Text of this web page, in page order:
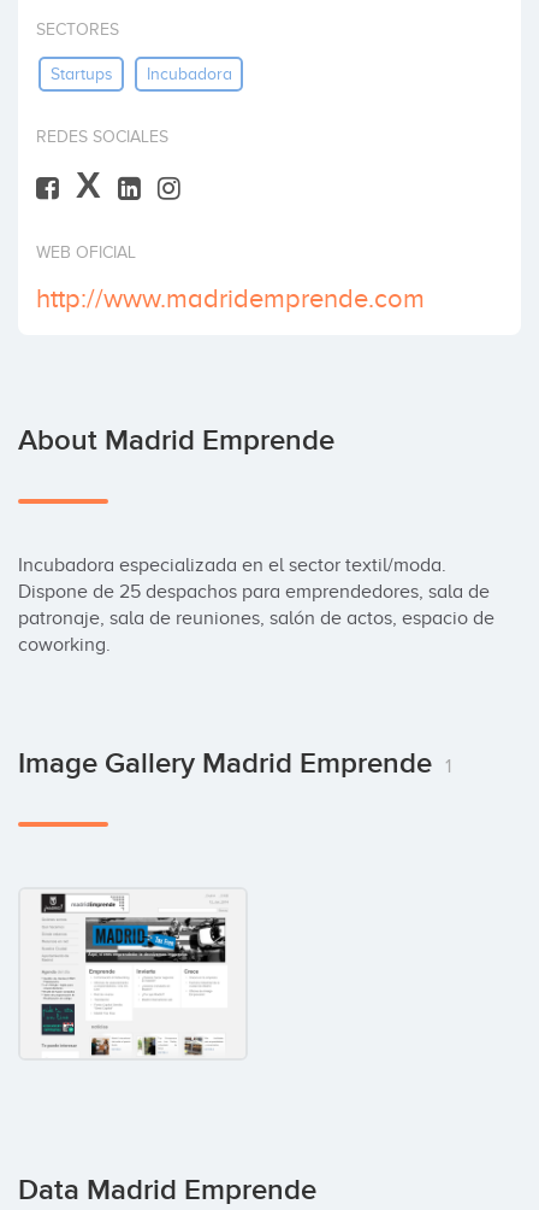
Invest
SECTORES
Startups Incubadora
REDES SOCIALES
X
WEB OFICIAL
http://www.madridemprende.com
About Madrid Emprende
Incubadora especializada en el sector textil/moda.
Dispone de 25 despachos para emprendedores, sala de
patronaje, sala de reuniones, salón de actos, espacio de
coworking.
Image Gallery Madrid Emprende 1
Data Madrid Emprende